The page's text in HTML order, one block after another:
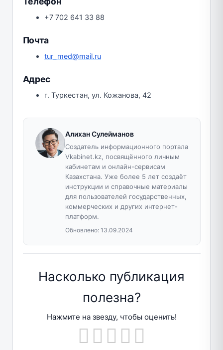
+7 702 641 33 88
Почта
tur_med@mail.ru
Адрес
г. Туркестан, ул. Кожанова, 42
Алихан Сулейманов
Создатель информационного портала
Vkabinet.kz, посвящённого личным
кабинетам и онлайн-сервисам
Казахстана. Уже более 5 лет создаёт
инструкции и справочные материалы
для пользователей государственных,
коммерческих и других интернет-
платформ.
Обновлено: 13.09.2024
Насколько публикация
полезна?
Нажмите на звезду, чтобы оценить!